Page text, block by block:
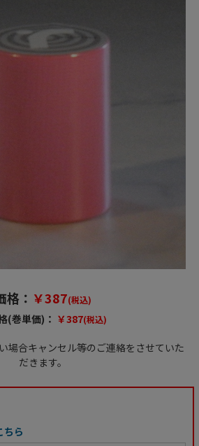
格： ￥387(税込)
(巻単価)： ￥387(税込)
場合キャンセル等のご連絡をさせていた
だきます。
ちら